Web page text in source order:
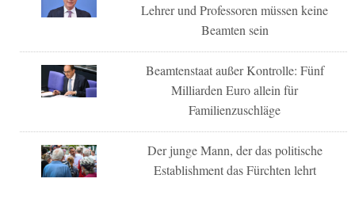
Lehrer und Professoren müssen keine
Beamten sein
Beamtenstaat außer Kontrolle: Fünf
Milliarden Euro allein für
Familienzuschläge
Der junge Mann, der das politische
Establishment das Fürchten lehrt